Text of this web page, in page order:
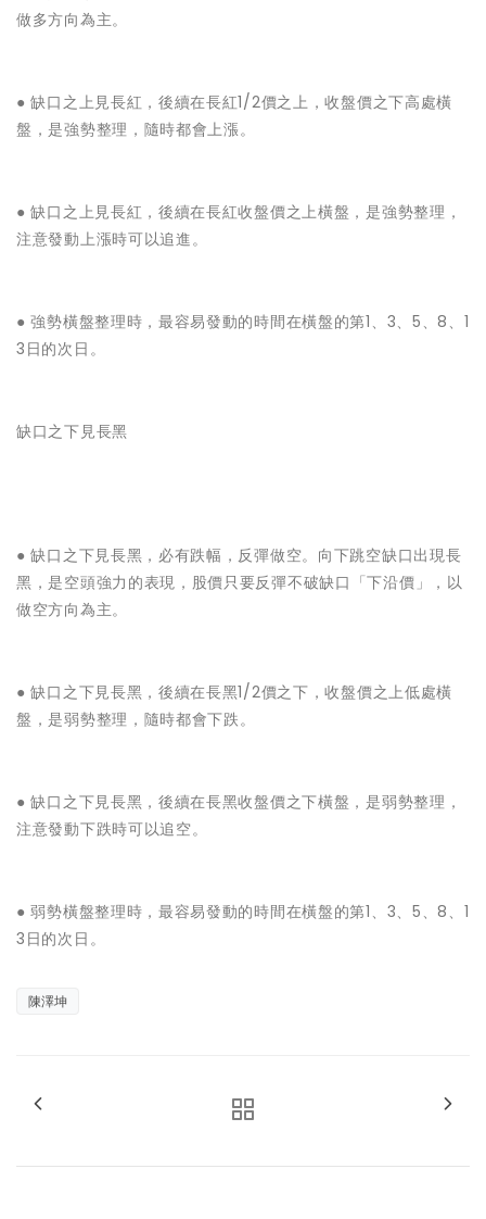
做多方向為主。
● ‌缺口之上見長紅，後續在長紅1/2價之上，收盤價之下高處橫
盤，是強勢整理，隨時都會上漲。
● ‌缺口之上見長紅，後續在長紅收盤價之上橫盤，是強勢整理，
注意發動上漲時可以追進。
● ‌強勢橫盤整理時，最容易發動的時間在橫盤的第1、3、5、8、1
3日的次日。
缺口之下見長黑
● ‌缺口之下見長黑，必有跌幅，反彈做空。向下跳空缺口出現長
黑，是空頭強力的表現，股價只要反彈不破缺口「下沿價」，以
做空方向為主。
● ‌缺口之下見長黑，後續在長黑1/2價之下，收盤價之上低處橫
盤，是弱勢整理，隨時都會下跌。
● ‌缺口之下見長黑，後續在長黑收盤價之下橫盤，是弱勢整理，
注意發動下跌時可以追空。
● ‌弱勢橫盤整理時，最容易發動的時間在橫盤的第1、3、5、8、1
3日的次日。
陳澤坤